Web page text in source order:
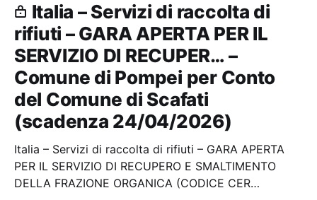
Italia – Servizi di raccolta di
rifiuti – GARA APERTA PER IL
SERVIZIO DI RECUPER… –
Comune di Pompei per Conto
del Comune di Scafati
(scadenza 24/04/2026)
Italia – Servizi di raccolta di rifiuti – GARA APERTA
PER IL SERVIZIO DI RECUPERO E SMALTIMENTO
DELLA FRAZIONE ORGANICA (CODICE CER